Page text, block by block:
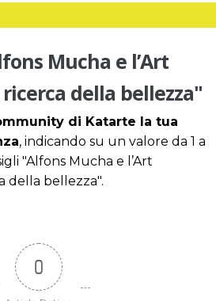
Mucha e l’Art
della bellezza"
di Katarte la tua
, indicando su un valore da 1 a
"Alfons Mucha e l’Art
della bellezza".
0